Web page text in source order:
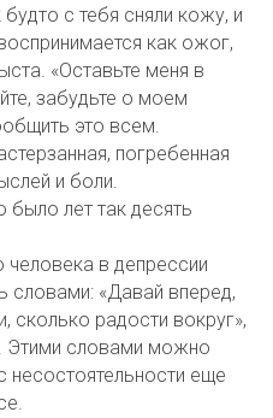
с тебя сняли кожу, и
как ожог,
«Оставьте меня в
забудьте о моем
это всем.
погребенная
и боли.
было лет так десять
в депрессии
словами: «Давай вперед,
сколько радости вокруг»,
Этими словами можно
несостоятельности еще